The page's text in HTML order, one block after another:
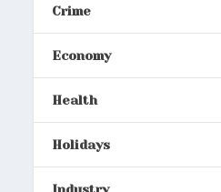
Crime
Economy
Health
Holidays
Industry